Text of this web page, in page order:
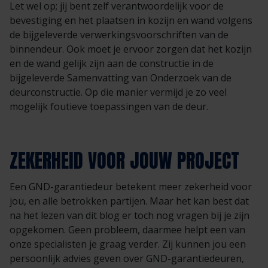
Let wel op; jij bent zelf verantwoordelijk voor de
bevestiging en het plaatsen in kozijn en wand volgens
de bijgeleverde verwerkingsvoorschriften van de
binnendeur. Ook moet je ervoor zorgen dat het kozijn
en de wand gelijk zijn aan de constructie in de
bijgeleverde Samenvatting van Onderzoek van de
deurconstructie. Op die manier vermijd je zo veel
mogelijk foutieve toepassingen van de deur.
ZEKERHEID VOOR JOUW PROJECT
Een GND-garantiedeur betekent meer zekerheid voor
jou, en alle betrokken partijen. Maar het kan best dat
na het lezen van dit blog er toch nog vragen bij je zijn
opgekomen. Geen probleem, daarmee helpt een van
onze specialisten je graag verder. Zij kunnen jou een
persoonlijk advies geven over GND-garantiedeuren,